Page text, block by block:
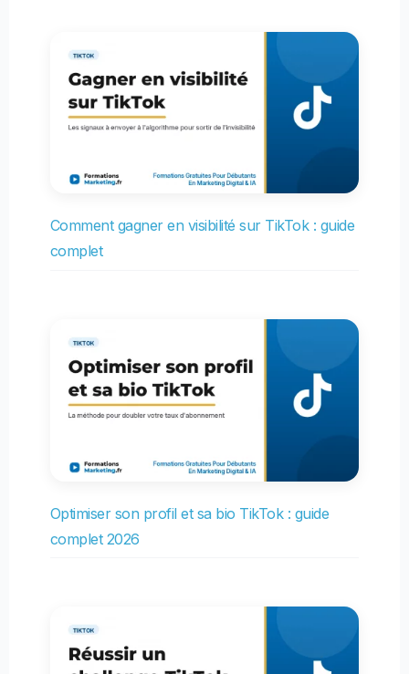
Comment gagner en visibilité sur TikTok : guide
complet
Optimiser son profil et sa bio TikTok : guide
complet 2026